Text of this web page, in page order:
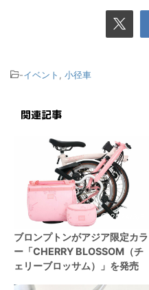
-イベント , 小径車
関連記事
2024/3/5
ブロンプトンがアジア限定カラ
ー「CHERRY BLOSSOM（チ
ェリーブロッサム）」を発売